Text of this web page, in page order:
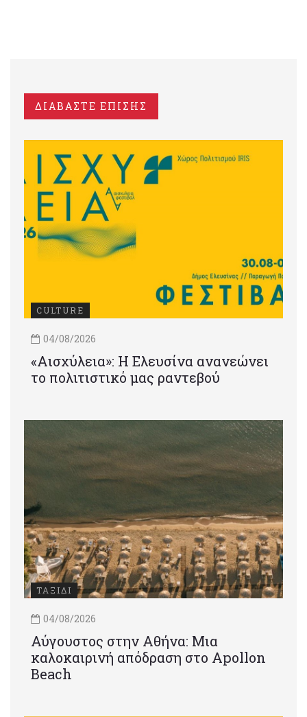
ΔΙΑΒΑΣΤΕ ΕΠΙΣΗΣ
CULTURE
04/08/2026
«Αισχύλεια»: Η Ελευσίνα ανανεώνει
το πολιτιστικό μας ραντεβού
ΤΑΞΙΔΙ
04/08/2026
Αύγουστος στην Αθήνα: Μια
καλοκαιρινή απόδραση στο Apollon
Beach